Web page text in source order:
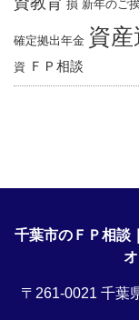
損 新年のご
確定拠出年金 資産
資 ＦＰ相談
千葉市のＦＰ相談
〒261-0021 千葉